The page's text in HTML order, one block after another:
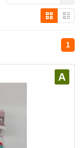
1
A